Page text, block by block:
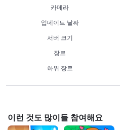
카메라
업데이트 날짜
서버 크기
장르
하위 장르
이런 것도 많이들 참여해요